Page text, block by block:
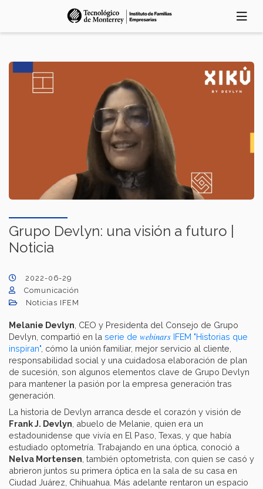
Grupo Devlyn: una visión a futuro |
Noticia
2022-06-29
Comunicación
Noticias IFEM
Melanie Devlyn , CEO y Presidenta del Consejo de Grupo
Devlyn, compartió en la serie de webinars IFEM "Historias que
inspiran" , cómo la unión familiar, mejor servicio al cliente,
responsabilidad social y una cuidadosa elaboración de plan
de sucesión, son algunos elementos clave de Grupo Devlyn
para mantener la pasión por la empresa generación tras
generación.
La historia de Devlyn arranca desde el corazón y visión de
Frank J. Devlyn , abuelo de Melanie, quien era un
estadounidense que vivía en El Paso, Texas, y que había
estudiado optometría. Trabajando en una óptica, conoció a
Nelva Mortensen , también optometrista, con quien se casó y
abrieron juntos su primera óptica en la sala de su casa en
Ciudad Juárez, Chihuahua. Más adelante rentaron un espacio